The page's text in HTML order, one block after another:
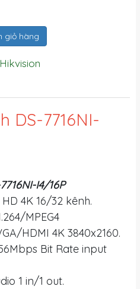
giỏ hàng
DS-7716NI-
I4/16P
4K 16/32 kênh.
MPEG4
HDMI 4K 3840x2160.
Bit Rate input
1 in/1 out.